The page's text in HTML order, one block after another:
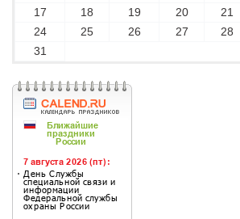
17
18 19 20 21
24
25 26 27 28
31